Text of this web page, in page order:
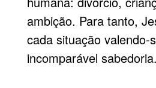
ambição. Para tanto,
cada situação valendo-
incomparável sabedoria.